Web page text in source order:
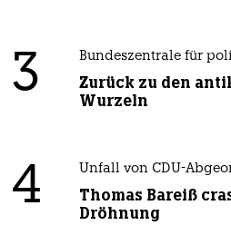
3 Bundeszentrale für
Zurück zu den
Wurzeln
4 Unfall von CDU-
Thomas Bareiß
Dröhnung